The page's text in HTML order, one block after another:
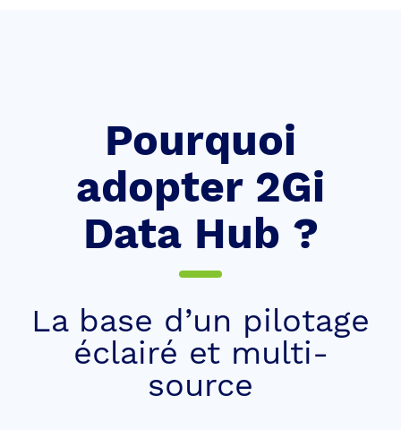
Pourquoi
adopter 2Gi
Data Hub ?
La base d’un pilotage
éclairé et multi-
source